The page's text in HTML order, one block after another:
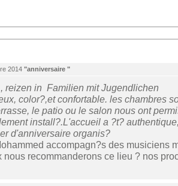
2014 "anniversaire "
reizen in Familien mit Jugendlichen
color?,et confortable. les chambres
le patio ou le salon nous ont
install?.L'accueil a ?t?
d'anniversaire organis?
accompagn?s des musiciens
nous recommanderons ce lieu ? nos